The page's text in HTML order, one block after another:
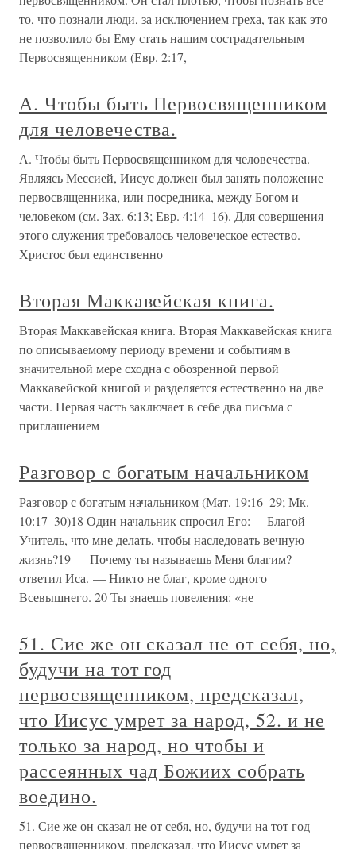
то, что познали люди, за исключением греха, так как это
не позволило бы Ему стать нашим сострадательным
Первосвященником (Евр. 2:17,
А. Чтобы быть Первосвященником
для человечества.
А. Чтобы быть Первосвященником для человечества.
Являясь Мессией, Иисус должен был занять положение
первосвященника, или посредника, между Богом и
человеком (см. Зах. 6:13; Евр. 4:14–16). Для совершения
этого служения требовалось человеческое естество.
Христос был единственно
Вторая Маккавейская книга.
Вторая Маккавейская книга. Вторая Маккавейская книга
по описываемому периоду времени и событиям в
значительной мере сходна с обозренной первой
Маккавейской книгой и разделяется естественно на две
части. Первая часть заключает в себе два письма с
приглашением
Разговор с богатым начальником
Разговор с богатым начальником (Мат. 19:16–29; Мк.
10:17–30)18 Один начальник спросил Его:— Благой
Учитель, что мне делать, чтобы наследовать вечную
жизнь?19 — Почему ты называешь Меня благим? —
ответил Иса. — Никто не благ, кроме одного
Всевышнего. 20 Ты знаешь повеления: «не
51. Сие же он сказал не от себя, но,
будучи на тот год
первосвященником, предсказал,
что Иисус умрет за народ, 52. и не
только за народ, но чтобы и
рассеянных чад Божиих собрать
воедино.
51. Сие же он сказал не от себя, но, будучи на тот год
первосвященником, предсказал, что Иисус умрет за